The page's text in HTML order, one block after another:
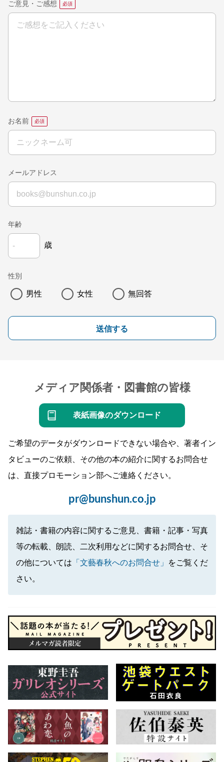
ご意見・ご感想
お名前
メールアドレス
年齢
歳
性別
男性 女性 無回答
送信する
メディア関係者・図書館の皆様
表紙画像のダウンロード
ご希望のデータがダウンロードできない場合や、著者イン
タビューのご依頼、その他の本の紹介に関するお問合せ
は、直接プロモーション部へご連絡ください。
pr@bunshun.co.jp
雑誌・書籍の内容に関するご意見、書籍・記事・写真
等の転載、朗読、二次利用などに関するお問合せ、そ
の他については 「文藝春秋へのお問合せ」
をご覧くだ
さい。